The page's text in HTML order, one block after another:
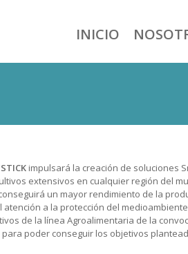
INICIO
impulsará la creación de soluciones
extensivos en cualquier región del
un mayor rendimiento de la
a la protección del
de la línea Agroalimentaria de la
poder conseguir los objetivos